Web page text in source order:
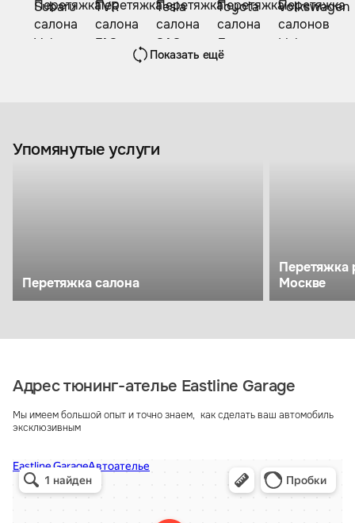
Показать ещё
Упомянутые услуги
Перетяжка салона
Перетяжка
Москве
Адрес тюнинг-ателье Eastline Garage
Мы имеем большой опыт и точно знаем, как сделать ваш автомобиль
эксклюзивным